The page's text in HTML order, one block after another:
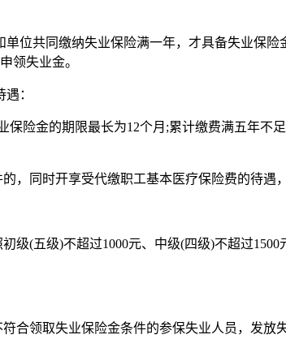
位共同缴纳失业保险满一年，才具备失业保
领失业金。
：
险金的期限最长为12个月;累计缴费满五年不
，同时开享受代缴职工基本医疗保险费的待
级(五级)不超过1000元、中级(四级)不超过
合领取失业保险金条件的参保失业人员，发